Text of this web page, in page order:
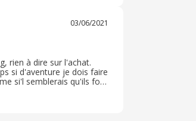
03/06/2021
rien à dire sur l'achat.
si d'aventure je dois faire
si'l semblerais qu'ils font
Francais ( ALSO) Des